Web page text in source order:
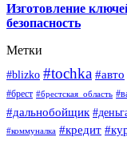
Изготовление
безопасность
Метки
#blizko #tochka #авто
#брест #брестская_область
#дальнобойщик
#коммуналка #кредит